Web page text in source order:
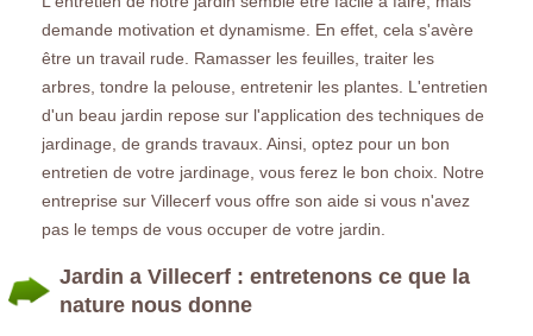
demande motivation et dynamisme. En effet, cela s'avère
être un travail rude. Ramasser les feuilles, traiter les
arbres, tondre la pelouse, entretenir les plantes. L'entretien
d'un beau jardin repose sur l'application des techniques de
jardinage, de grands travaux. Ainsi, optez pour un bon
entretien de votre jardinage, vous ferez le bon choix. Notre
entreprise sur Villecerf vous offre son aide si vous n'avez
pas le temps de vous occuper de votre jardin.
Jardin a Villecerf : entretenons ce que la
nature nous donne